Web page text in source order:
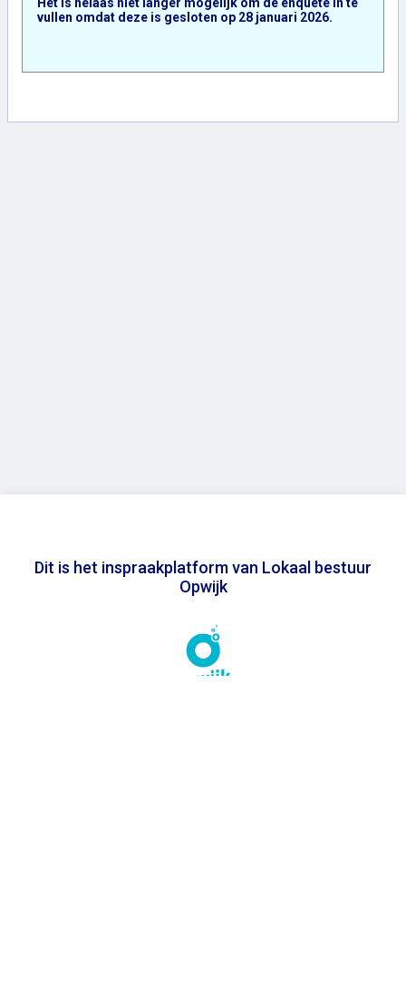
vullen omdat deze is gesloten op 28 januari 2026.
Dit is het inspraakplatform van Lokaal bestuur
Opwijk